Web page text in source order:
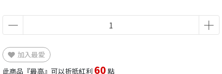
加入最愛
此商品『最高』可以折抵紅利 60 點